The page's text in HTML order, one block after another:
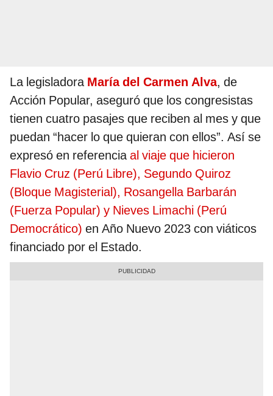
La legisladora María del Carmen Alva, de
Acción Popular, aseguró que los congresistas
tienen cuatro pasajes que reciben al mes y que
puedan “hacer lo que quieran con ellos”. Así se
expresó en referenciaal viaje que hicieron
Flavio Cruz (Perú Libre), Segundo Quiroz
(Bloque Magisterial), Rosangella Barbarán
(Fuerza Popular) y Nieves Limachi (Perú
Democrático) en Año Nuevo 2023 con viáticos
financiado por el Estado.